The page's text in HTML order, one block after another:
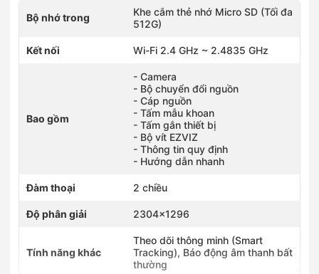
Bộ nhớ trong
Khe cắm thẻ nhớ Micro SD (Tối đa
512G)
Kết nối Wi-Fi 2.4 GHz ~ 2.4835 GHz
Bao gồm
- Camera
- Bộ chuyển đổi nguồn
- Cáp nguồn
- Tấm mẫu khoan
- Tấm gắn thiết bị
- Bộ vít EZVIZ
- Thông tin quy định
- Hướng dẫn nhanh
Đàm thoại 2 chiều
Độ phân giải 2304×1296
Tính năng khác
Theo dõi thông minh (Smart
Tracking), Báo động âm thanh bất
thường